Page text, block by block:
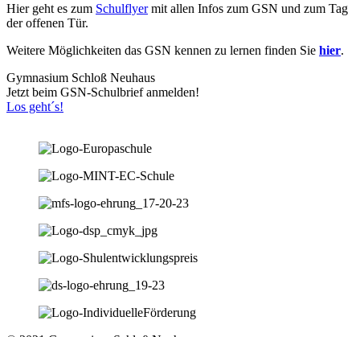
Hier geht es zum Schulflyermit allen Infos zum GSN und zum Tag
der offenen Tür.
Weitere Möglichkeiten das GSN kennen zu lernen finden Sie hier.
Gymnasium Schloß Neuhaus
Jetzt beim GSN-Schulbrief anmelden!
Los geht´s!